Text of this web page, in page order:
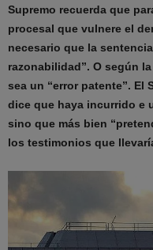
Supremo recuerda que
procesal que vulnere el
necesario que la
razonabilidad”. O según
sea un “error patente”. El
dice que haya incurrido e
sino que más bien
los testimonios que